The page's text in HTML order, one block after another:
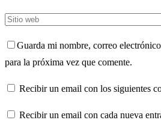
Guarda mi nombre, correo
para la próxima vez que comente.
Recibir un email con los siguientes
Recibir un email con cada nueva